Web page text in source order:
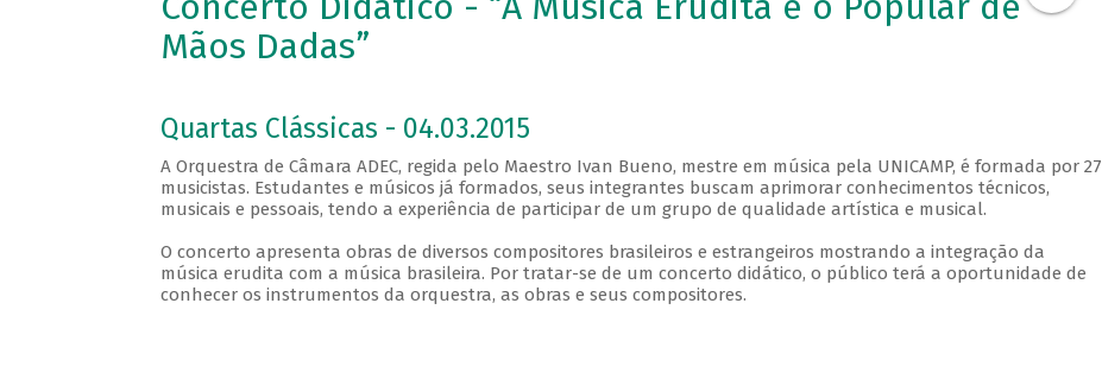
Mãos Dadas”
Quartas Clássicas - 04.03.2015
A Orquestra de Câmara ADEC, regida pelo Maestro Ivan Bueno, mestre em música pela UNICAMP, é formada por 27
musicistas. Estudantes e músicos já formados, seus integrantes buscam aprimorar conhecimentos técnicos,
musicais e pessoais, tendo a experiência de participar de um grupo de qualidade artística e musical.
O concerto apresenta obras de diversos compositores brasileiros e estrangeiros mostrando a integração da
música erudita com a música brasileira. Por tratar-se de um concerto didático, o público terá a oportunidade de
conhecer os instrumentos da orquestra, as obras e seus compositores.